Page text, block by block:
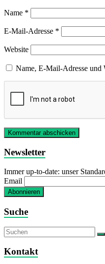
Name *
E-Mail-Adresse *
Website
Name, E-Mail-Adresse und
Newsletter
Immer up-to-date: unser
Email
Suche
Kontakt